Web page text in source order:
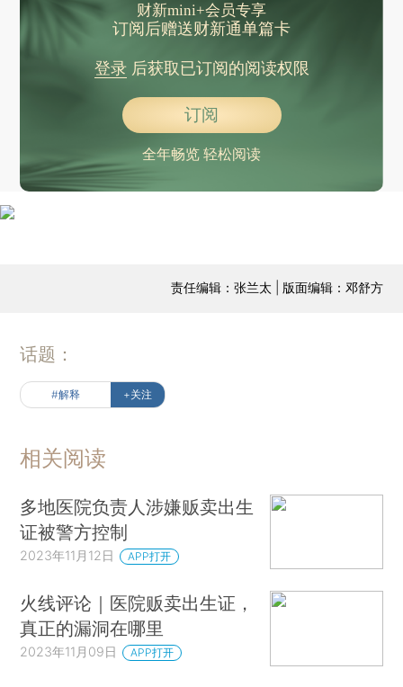
财新mini+会员专享
订阅后赠送财新通单篇卡
登录后获取已订阅的阅读权限
订阅
全年畅览 轻松阅读
责任编辑：张兰太 | 版面编辑：邓舒方
话题：
#解释 +关注
相关阅读
多地医院负责人涉嫌贩卖出生
证被警方控制
2023年11月12日 APP打开
火线评论｜医院贩卖出生证，
真正的漏洞在哪里
2023年11月09日 APP打开